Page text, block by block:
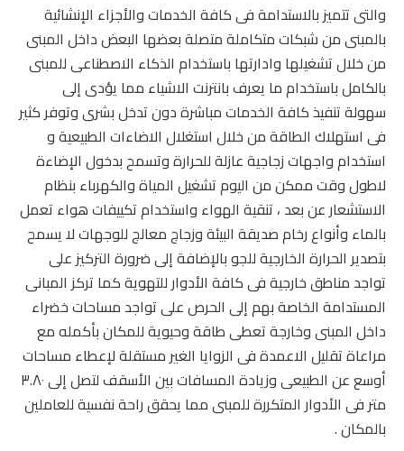
والتى تتميز بالاستدامة فى كافة الخدمات والأجزاء الإنشائية
بالمبنى من شبكات متكاملة متصلة بعضها البعض داخل المبنى
من خلال تشغيلها وادارتها باستخدام الذكاء الاصطناعى للمبنى
بالكامل باستخدام ما يعرف بانترنت الاشياء مما يؤدى إلى
سهولة تنفيذ كافة الخدمات مباشرة دون تدخل بشرى وتوفر كثير
فى استهلاك الطاقة من خلال استغلال الاضاءات الطبيعية و
استخدام واجهات زجاجية عازلة للحرارة وتسمح بدخول الإضاءة
لاطول وقت ممكن من اليوم تشغيل المياة والكهرباء بنظام
الاستشعار عن بعد ، تنقية الهواء واستخدام تكييفات هواء تعمل
بالماء وأنواع رخام صديقة البيئة وزجاج معالج للوجهات لا يسمح
بتصدير الحرارة الخارجية للجو بالإضافة إلى ضرورة التركيز على
تواجد مناطق خارجية فى كافة الأدوار للتهوية كما تركز المبانى
المستدامة الخاصة بهم إلى الحرص على تواجد مساحات خضراء
داخل المبنى وخارجة تعطى طاقة وحيوية للمكان بأكمله مع
مراعاة تقليل الاعمدة فى الزوايا الغير مستقلة لإعطاء مساحات
أوسع عن الطبيعى وزيادة المسافات بين الأسقف لتصل إلى ٣.٨٠
متر فى الأدوار المتكررة للمبنى مما يحقق راحة نفسية للعاملين
بالمكان .